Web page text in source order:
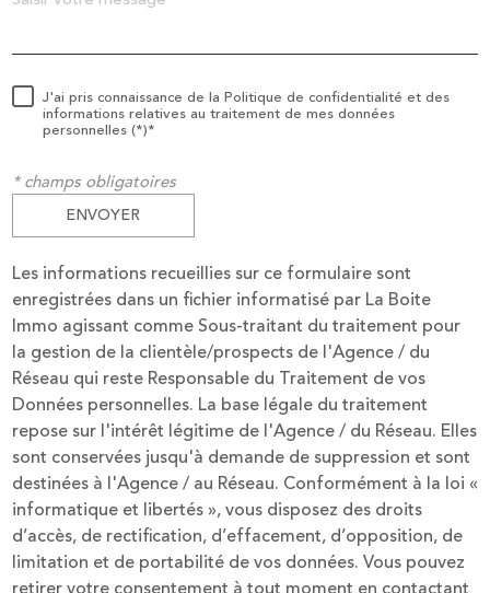
J'ai pris connaissance de la Politique de confidentialité et des
informations relatives au traitement de mes données
personnelles (*)*
* champs obligatoires
ENVOYER
Les informations recueillies sur ce formulaire sont
enregistrées dans un fichier informatisé par La Boite
Immo agissant comme Sous-traitant du traitement pour
la gestion de la clientèle/prospects de l'Agence / du
Réseau qui reste Responsable du Traitement de vos
Données personnelles. La base légale du traitement
repose sur l'intérêt légitime de l'Agence / du Réseau. Elles
sont conservées jusqu'à demande de suppression et sont
destinées à l'Agence / au Réseau. Conformément à la loi «
informatique et libertés », vous disposez des droits
d’accès, de rectification, d’effacement, d’opposition, de
limitation et de portabilité de vos données. Vous pouvez